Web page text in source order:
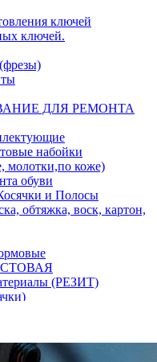
ключей
ключей.
ДЛЯ РЕМОНТА
набойки
молотки,по коже)
обуви
и Полосы
обтяжка, воск, картон,
(РЕЗИТ)